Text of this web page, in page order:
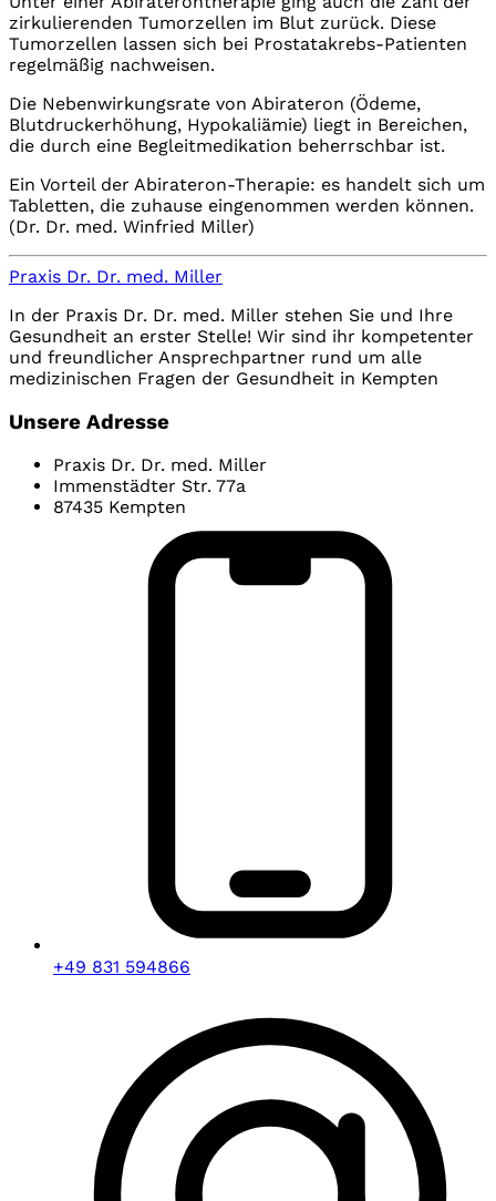
zirkulierenden Tumorzellen im Blut zurück. Diese
Tumorzellen lassen sich bei Prostatakrebs-Patienten
regelmäßig nachweisen.
Die Nebenwirkungsrate von Abirateron (Ödeme,
Blutdruckerhöhung, Hypokaliämie) liegt in Bereichen,
die durch eine Begleitmedikation beherrschbar ist.
Ein Vorteil der Abirateron-Therapie: es handelt sich um
Tabletten, die zuhause eingenommen werden können.
(Dr. Dr. med. Winfried Miller)
Praxis Dr. Dr. med. Miller
In der Praxis Dr. Dr. med. Miller stehen Sie und Ihre
Gesundheit an erster Stelle! Wir sind ihr kompetenter
und freundlicher Ansprechpartner rund um alle
medizinischen Fragen der Gesundheit in Kempten
Unsere Adresse
Praxis Dr. Dr. med. Miller
Immenstädter Str. 77a
87435 Kempten
+49 831 594866